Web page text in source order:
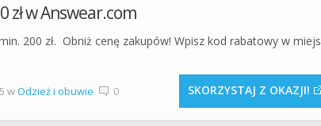
zł w Answear.com
200 zł. Obniż cenę zakupów! Wpisz kod rabatowy w miejs
wOdzież i obuwie 0 SKORZYSTAJ Z OKAZJI